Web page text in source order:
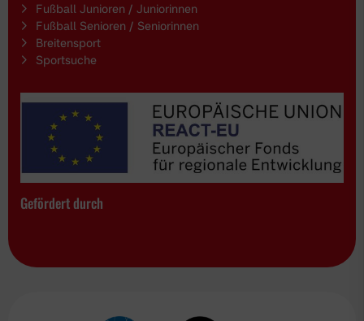
Fußball Junioren / Juniorinnen
Fußball Senioren / Seniorinnen
Breitensport
Sportsuche
Gefördert durch